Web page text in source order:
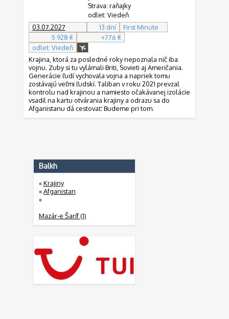
Strava: raňajky
odlet: Viedeň
03.07.2027
13 dní
First Minute
5 928 €
+776 €
odlet: Viedeň
Krajina, ktorá za posledné roky nepoznala nič iba
vojnu. Zuby si tu vylámali Briti, Sovieti aj Američania.
Generácie ľudí vychovala vojna a napriek tomu
zostávajú veľmi ľudskí. Taliban v roku 2021 prevzal
kontrolu nad krajinou a namiesto očakávanej izolácie
vsadil na kartu otvárania krajiny a odrazu sa do
Afganistanu dá cestovať. Budeme pri tom.
Balkh
«Krajiny
«Afganistan
«
Mazár-e Šaríf (1)